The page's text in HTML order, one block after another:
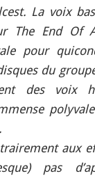
La voix
The End Of
pour
du
des voix
aux
pas